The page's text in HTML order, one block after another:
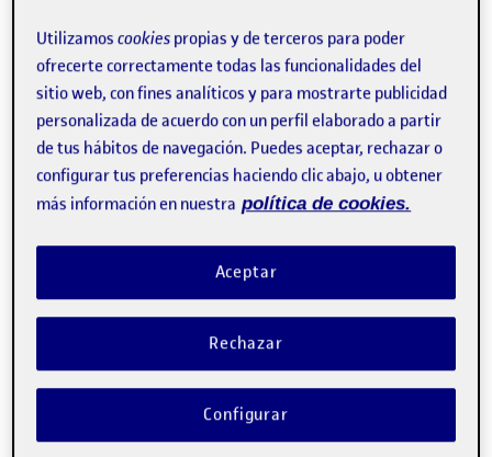
Publicado porPR2. Proyecto Media
Publicado por
Thania Jeseña Simbaña Acero
Visibilidad:
Pública-Fecha de publicación
12 Ene 202512 enero, 2025 11:49 am
-comentario en PR2. Proyecto Media
Este video
la asignatura. Los usuarios podrán manipular diversos
aspectos del sonido y la imagen. En el ámbito del audio, se
proporcionan múltiples controladores que permiten ajustar
Además, se incluyen efectos como la modulación de la
frecuencia de cortes, la resonancia, la distorsión y la
reverberación. En cuanto al aspecto visual, se permite
capturar imágenes en tiempo real a través de la webcam, así
como la opción de incorporar videos pregrabados. Una
Utilizamoscookies propias y de terceros para poder
ofrecerte correctamente todas las funcionalidades del
sitio web, con fines analíticos y para mostrarte publicidad
personalizada de acuerdo con un perfil elaborado a partir
de tus hábitos de navegación. Puedes aceptar, rechazar o
configurar tus preferencias haciendo clic abajo, u obtener
más información en nuestra política de cookies.
Rechazar
Aceptar
Configurar